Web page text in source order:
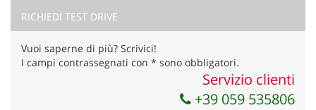
Invia la tua richiesta
RICHIEDI TEST DRIVE
Vuoi saperne di più? Scrivici!
I campi contrassegnati con * sono obbligatori.
Servizio clienti
+39 059 535806